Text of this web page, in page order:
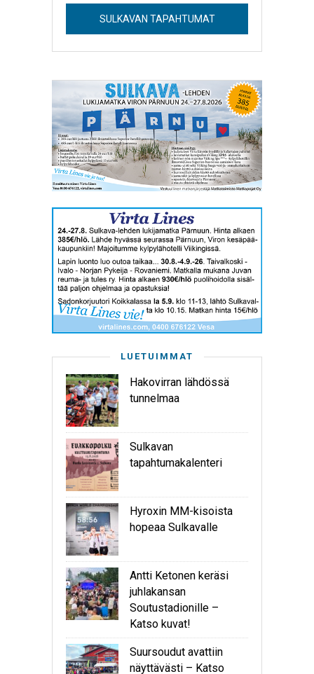
SULKAVAN TAPAHTUMAT
LUETUIMMAT
Hakovirran lähdössä
tunnelmaa
Sulkavan
tapahtumakalenteri
Hyroxin MM-kisoista
hopeaa Sulkavalle
Antti Ketonen keräsi
juhlakansan
Soutustadionille –
Katso kuvat!
Suursoudut avattiin
näyttävästi – Katso